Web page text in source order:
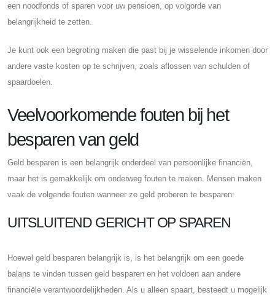
een noodfonds of sparen voor uw pensioen, op volgorde van
belangrijkheid te zetten.
Je kunt ook een begroting maken die past bij je wisselende inkomen door
andere vaste kosten op te schrijven, zoals aflossen van schulden of
spaardoelen.
Veelvoorkomende fouten bij het
besparen van geld
Geld besparen is een belangrijk onderdeel van persoonlijke financiën,
maar het is gemakkelijk om onderweg fouten te maken. Mensen maken
vaak de volgende fouten wanneer ze geld proberen te besparen:
UITSLUITEND GERICHT OP SPAREN
Hoewel geld besparen belangrijk is, is het belangrijk om een ​​goede
balans te vinden tussen geld besparen en het voldoen aan andere
financiële verantwoordelijkheden. Als u alleen spaart, besteedt u mogelijk